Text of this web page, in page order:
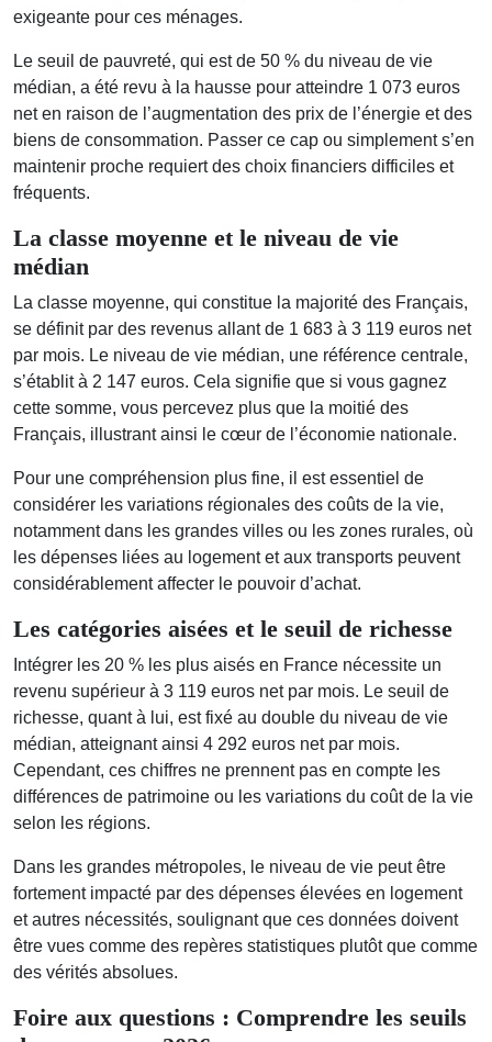
exigeante pour ces ménages.
Le seuil de pauvreté, qui est de 50 % du niveau de vie
médian, a été revu à la hausse pour atteindre 1 073 euros
net en raison de l’augmentation des prix de l’énergie et des
biens de consommation. Passer ce cap ou simplement s’en
maintenir proche requiert des choix financiers difficiles et
fréquents.
La classe moyenne et le niveau de vie
médian
La classe moyenne, qui constitue la majorité des Français,
se définit par des revenus allant de 1 683 à 3 119 euros net
par mois. Le niveau de vie médian, une référence centrale,
s’établit à 2 147 euros. Cela signifie que si vous gagnez
cette somme, vous percevez plus que la moitié des
Français, illustrant ainsi le cœur de l’économie nationale.
Pour une compréhension plus fine, il est essentiel de
considérer les variations régionales des coûts de la vie,
notamment dans les grandes villes ou les zones rurales, où
les dépenses liées au logement et aux transports peuvent
considérablement affecter le pouvoir d’achat.
Les catégories aisées et le seuil de richesse
Intégrer les 20 % les plus aisés en France nécessite un
revenu supérieur à 3 119 euros net par mois. Le seuil de
richesse, quant à lui, est fixé au double du niveau de vie
médian, atteignant ainsi 4 292 euros net par mois.
Cependant, ces chiffres ne prennent pas en compte les
différences de patrimoine ou les variations du coût de la vie
selon les régions.
Dans les grandes métropoles, le niveau de vie peut être
fortement impacté par des dépenses élevées en logement
et autres nécessités, soulignant que ces données doivent
être vues comme des repères statistiques plutôt que comme
des vérités absolues.
Foire aux questions : Comprendre les seuils